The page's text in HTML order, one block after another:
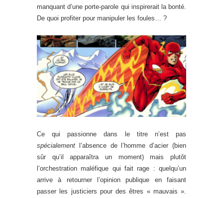
manquant d’une porte-parole qui inspirerait la bonté.
De quoi profiter pour manipuler les foules… ?
Ce qui passionne dans le titre n’est pas
spécialement l’absence de l’homme d’acier (bien
sûr qu’il apparaîtra un moment) mais plutôt
l’orchestration maléfique qui fait rage : quelqu’un
arrive à retourner l’opinion publique en faisant
passer les justiciers pour des êtres « mauvais ».